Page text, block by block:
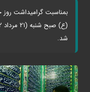
بمناسبت گرامیداشت
شد.